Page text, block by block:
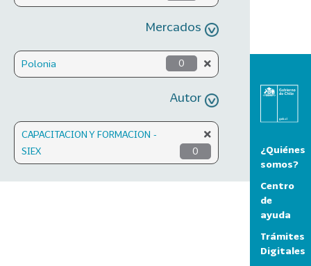
Mercados
Polonia 0
Autor
CAPACITACION Y FORMACION -
SIEX
0
¿Quiénes
somos?
Centro
de
ayuda
Trámites
Digitales